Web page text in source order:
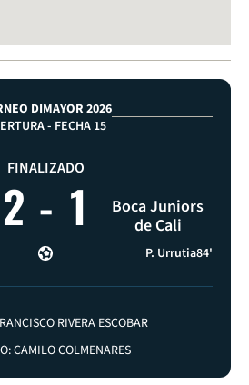
DIMAYOR 2026
- FECHA 15
FINALIZADO
2 - 1
Boca Juniors
de Cali
P. Urrutia84'
RIVERA ESCOBAR
CAMILO COLMENARES